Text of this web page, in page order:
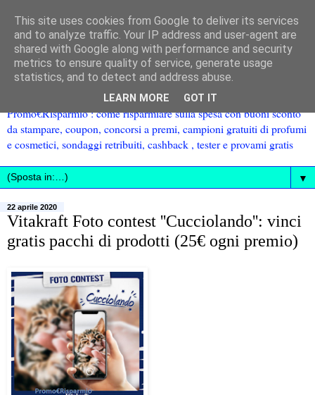
Promo€Risparmio : come risparmiare sulla spesa con buoni sconto
da stampare, coupon, concorsi a premi, campioni gratuiti di profumi
e cosmetici, sondaggi retribuiti, cashback , tester e provami gratis
▼
22 aprile 2020
Vitakraft Foto contest ''Cucciolando'': vinci
gratis pacchi di prodotti (25€ ogni premio)
This site uses cookies from Google to deliver its services
and to analyze traffic. Your IP address and user-agent are
shared with Google along with performance and security
metrics to ensure quality of service, generate usage
statistics, and to detect and address abuse.
LEARN MORE GOT IT